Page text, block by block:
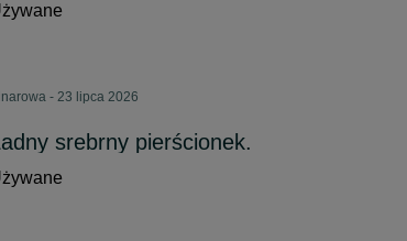
- 23 lipca 2026
srebrny pierścionek.